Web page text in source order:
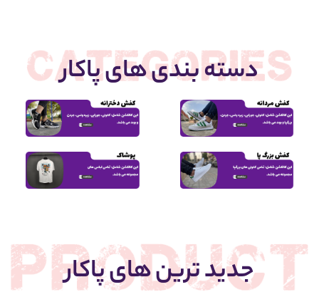
دسته بندی های پاکار
جدید ترین های پاکار